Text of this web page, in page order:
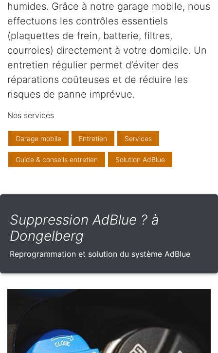
humides. Grâce à notre garage mobile, nous
effectuons les contrôles essentiels
(plaquettes de frein, batterie, filtres,
courroies) directement à votre domicile. Un
entretien régulier permet d’éviter des
réparations coûteuses et de réduire les
risques de panne imprévue.
Nos services
Garage mobile Entretien Services
Guide & conseils entretien Solution AdBlue
Suppression AdBlue ? à
Dongelberg
Reprogrammation et solution du système AdBlue